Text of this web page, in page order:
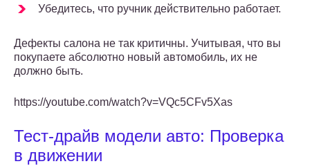
Убедитесь, что ручник действительно работает.
Дефекты салона не так критичны. Учитывая, что вы
покупаете абсолютно новый автомобиль, их не
должно быть.
https://youtube.com/watch?v=VQc5CFv5Xas
Тест-драйв модели авто: Проверка
в движении